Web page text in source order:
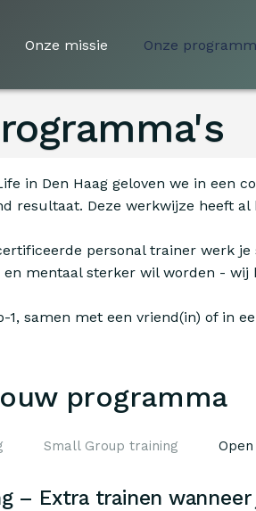
Onze missie Onze
in Den Haag geloven we in een
resultaat. Deze werkwijze heeft
personal trainer werk
mentaal sterker wil worden - wij
1, samen met een vriend(in) of in
programma
Small Group training
– Extra trainen